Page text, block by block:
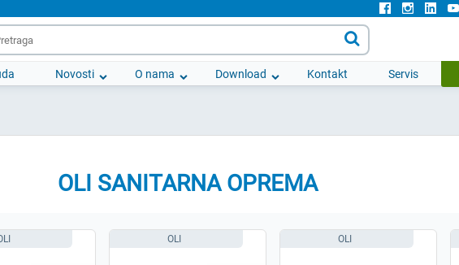
Novosti O nama Download Kontakt Servis

OLI SANITARNA OPREMA
OLI OLI